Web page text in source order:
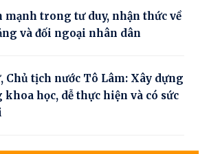
mạnh trong tư duy, nhận thức về
và đối ngoại nhân dân
Chủ tịch nước Tô Lâm: Xây dựng
khoa học, dễ thực hiện và có sức